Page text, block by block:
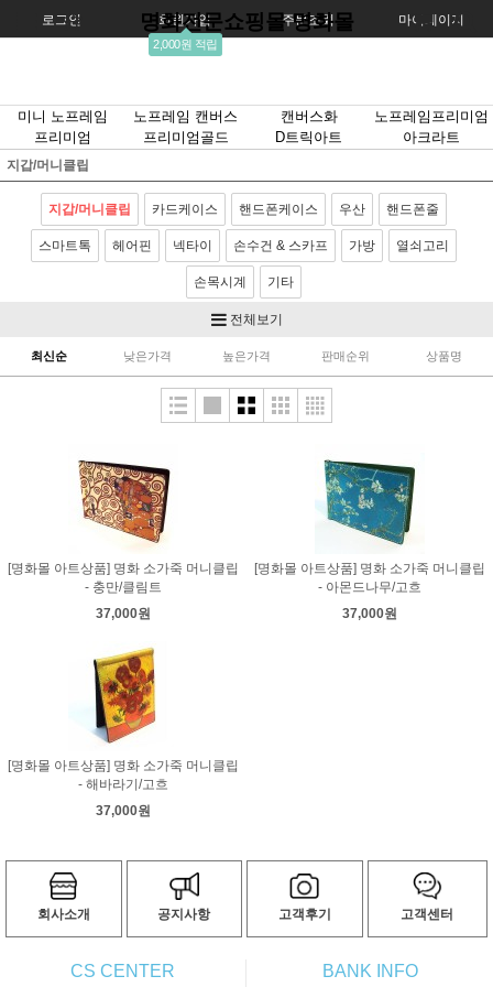
로그인 회원가입
2,000원 적립
주문조회 마이페이지
명화전문쇼핑몰 명화몰
미니 노프레임 노프레임 캔버스 캔버스화
노프레임프리미엄
프리미엄
프리미엄골드 D트릭아트 아크라트
지갑/머니클립
지갑/머니클립 카드케이스 핸드폰케이스 우산 핸드폰줄
스마트톡 헤어핀 넥타이 손수건 & 스카프 가방 열쇠고리
손목시계 기타
전체보기
최신순 낮은가격 높은가격 판매순위 상품명
[명화몰 아트상품] 명화 소가죽 머니클립
- 충만/클림트
37,000원
[명화몰 아트상품] 명화 소가죽 머니클립
- 아몬드나무/고흐
37,000원
[명화몰 아트상품] 명화 소가죽 머니클립
- 해바라기/고흐
37,000원
회사소개 공지사항 고객후기 고객센터
CS CENTER
BANK INFO